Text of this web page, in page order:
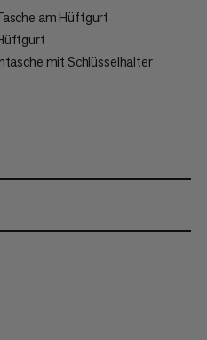
am Hüftgurt
mit Schlüsselhalter